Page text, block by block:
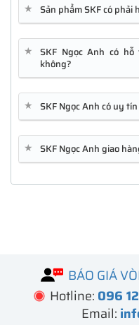
★ Sản phẩm SKF có
★ SKF Ngọc Anh có
không?
★ SKF Ngọc Anh có uy
★ SKF Ngọc Anh giao
BÁO GIÁ
Hotline: 096
Email: